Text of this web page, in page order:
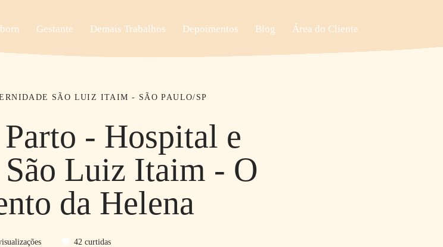
Gestante Demais Trabalhos Depoimentos Blog Área do Cliente
SÃO LUIZ ITAIM - SÃO PAULO/SP
- Hospital e
Luiz Itaim - O
da Helena
42curtidas